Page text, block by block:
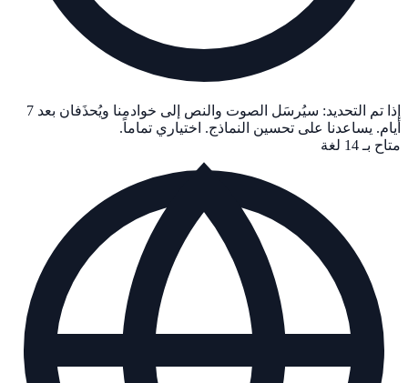
إذا تم التحديد: سيُرسَل الصوت والنص إلى خوادمنا ويُحذَفان بعد 7
أيام. يساعدنا على تحسين النماذج. اختياري تماماً.
متاح بـ 14 لغة